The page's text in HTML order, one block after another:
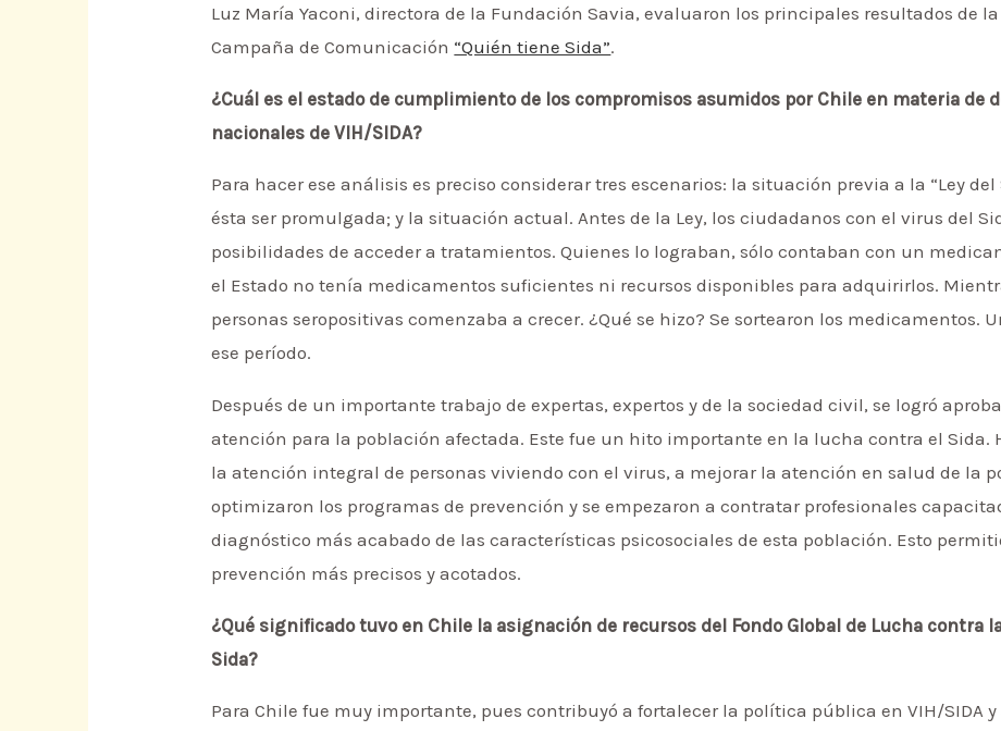
Luz María Yaconi, directora de la Fundación Savia, evaluaron los principales resultados de
Campaña de Comunicación “Quién tiene Sida”.
¿Cuál es el estado de cumplimiento de los compromisos asumidos por Chile en materia de
nacionales de VIH/SIDA?
Para hacer ese análisis es preciso considerar tres escenarios: la situación previa a la “Ley del
ésta ser promulgada; y la situación actual. Antes de la Ley, los ciudadanos con el virus del
posibilidades de acceder a tratamientos. Quienes lo lograban, sólo contaban con un
el Estado no tenía medicamentos suficientes ni recursos disponibles para adquirirlos.
personas seropositivas comenzaba a crecer. ¿Qué se hizo? Se sortearon los medicamentos.
ese período.
Después de un importante trabajo de expertas, expertos y de la sociedad civil, se logró
atención para la población afectada. Este fue un hito importante en la lucha contra el Sida.
la atención integral de personas viviendo con el virus, a mejorar la atención en salud de la
optimizaron los programas de prevención y se empezaron a contratar profesionales
diagnóstico más acabado de las características psicosociales de esta población. Esto
prevención más precisos y acotados.
¿Qué significado tuvo en Chile la asignación de recursos del Fondo Global de Lucha contra
Sida?
Para Chile fue muy importante, pues contribuyó a fortalecer la política pública en VIH/SIDA